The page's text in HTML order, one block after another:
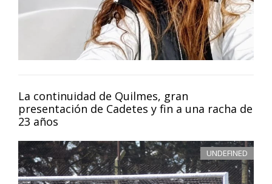
La continuidad de Quilmes, gran
presentación de Cadetes y fin a una racha de
23 años
UNDEFINED